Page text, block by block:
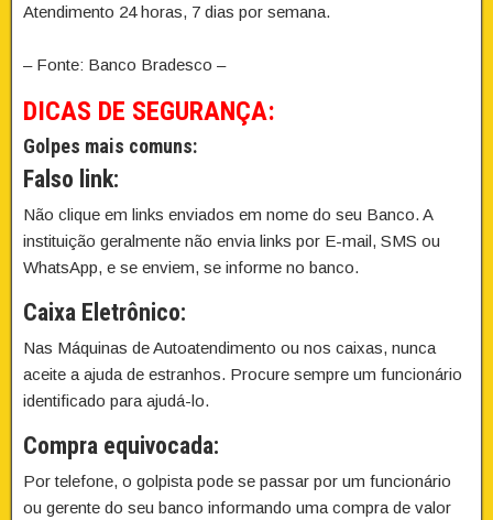
Atendimento 24 horas, 7 dias por semana.
– Fonte: Banco Bradesco –
DICAS DE SEGURANÇA:
Golpes mais comuns:
Falso link:
Não clique em links enviados em nome do seu Banco. A
instituição geralmente não envia links por E-mail, SMS ou
WhatsApp, e se enviem, se informe no banco.
Caixa Eletrônico:
Nas Máquinas de Autoatendimento ou nos caixas, nunca
aceite a ajuda de estranhos. Procure sempre um funcionário
identificado para ajudá-lo.
Compra equivocada:
Por telefone, o golpista pode se passar por um funcionário
ou gerente do seu banco informando uma compra de valor